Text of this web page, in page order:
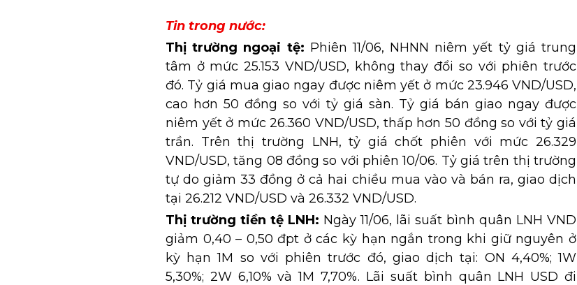
Tin trong nước:
Thị trường ngoại tệ: Phiên 11/06, NHNN niêm yết tỷ giá trung
tâm ở mức 25.153 VND/USD, không thay đổi so với phiên trước
đó. Tỷ giá mua giao ngay được niêm yết ở mức 23.946 VND/USD,
cao hơn 50 đồng so với tỷ giá sàn. Tỷ giá bán giao ngay được
niêm yết ở mức 26.360 VND/USD, thấp hơn 50 đồng so với tỷ giá
trần. Trên thị trường LNH, tỷ giá chốt phiên với mức 26.329
VND/USD, tăng 08 đồng so với phiên 10/06. Tỷ giá trên thị trường
tự do giảm 33 đồng ở cả hai chiều mua vào và bán ra, giao dịch
tại 26.212 VND/USD và 26.332 VND/USD.
Thị trường tiền tệ LNH: Ngày 11/06, lãi suất bình quân LNH VND
giảm 0,40 – 0,50 đpt ở các kỳ hạn ngắn trong khi giữ nguyên ở
kỳ hạn 1M so với phiên trước đó, giao dịch tại: ON 4,40%; 1W
5,30%; 2W 6,10% và 1M 7,70%. Lãi suất bình quân LNH USD đi